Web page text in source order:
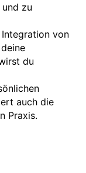
zu
von
du
auch die
Praxis.